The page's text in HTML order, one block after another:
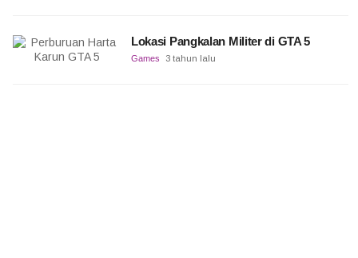
Lokasi Pangkalan Militer di GTA 5
Games 3 tahun lalu